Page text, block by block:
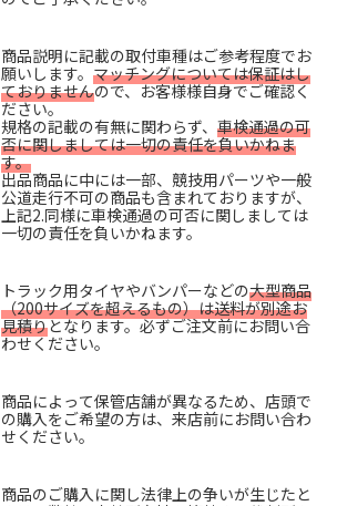
商品説明に記載の取付車種はご参考程度でお
願いします。 マッチングについては保証はし
ておりませんので、お客様様自身でご確認く
ださい。
規格の記載の有無に関わらず、 車検通過の可
否に関しましては一切の責任を負いかねま
す。
出品商品に中には一部、競技用パーツや一般
公道走行不可の商品も含まれておりますが、
上記2.同様に車検通過の可否に関しましては
一切の責任を負いかねます。
トラック用タイヤやバンパーなどの大型商品
（200サイズを超えるもの）は送料が別途お
見積りとなります。必ずご注文前にお問い合
わせください。
商品によって保管店舗が異なるため、店頭で
の購入をご希望の方は、来店前にお問い合わ
せください。
商品のご購入に関し法律上の争いが生じたと